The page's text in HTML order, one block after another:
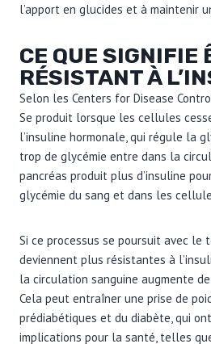
l’apport en glucides et à maintenir
CE QUE SIGNIFIE
RÉSISTANT À
Selon les Centers for Disease
Se produit lorsque les cellules
l’insuline hormonale, qui régule la
trop de glycémie entre dans la
pancréas produit plus d’insuline
glycémie du sang et dans les
Si ce processus se poursuit avec le
deviennent plus résistantes à
la circulation sanguine augmente
Cela peut entraîner une prise de
prédiabétiques et du diabète, qui
implications pour la santé, telles